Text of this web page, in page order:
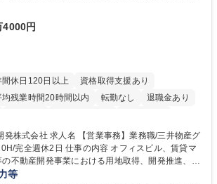
円
間休日120日以上
資格取得支援あり
均残業時間20時間以内 転勤なし
退職金あり
休み 寮・社宅あり
事務】業務職/三井物産グ
の内容 オフィスビル、賃貸マ
不動産開発事業における用地取得、開発推進、賃
用提案等を行う営業部門において事務業務を担当
等